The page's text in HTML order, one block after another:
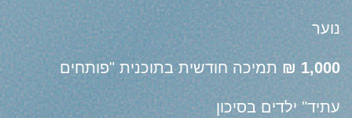
נוער
1,000 ₪ תמיכה חודשית בתוכנית "פותחים
עתיד" ילדים בסיכון